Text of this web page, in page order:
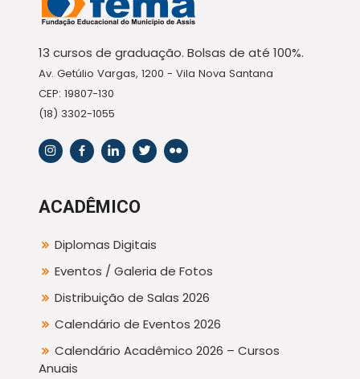
13 cursos de graduação. Bolsas de até 100%.
Av. Getúlio Vargas, 1200 - Vila Nova Santana
CEP: 19807-130
(18) 3302-1055
ACADÊMICO
Diplomas Digitais
Eventos / Galeria de Fotos
Distribuição de Salas 2026
Calendário de Eventos 2026
Calendário Acadêmico 2026 – Cursos
Anuais